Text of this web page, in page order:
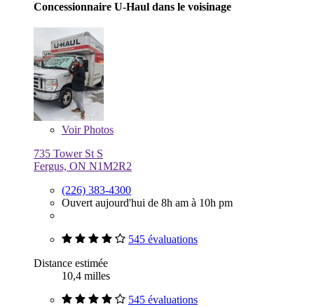
Concessionnaire U-Haul dans le voisinage
VoirPhotos
735 Tower St S
Fergus, ON N1M2R2
(226) 383-4300
Ouvert aujourd'hui de 8h am à 10h pm
545 évaluations
Distance estimée
10,4 milles
545 évaluations